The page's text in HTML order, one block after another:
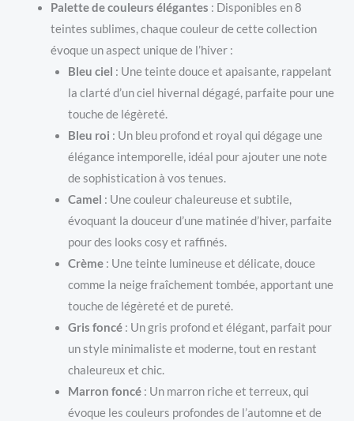
Palette de couleurs élégantes : Disponibles en 8
teintes sublimes, chaque couleur de cette collection
évoque un aspect unique de l’hiver :
Bleu ciel : Une teinte douce et apaisante, rappelant
la clarté d’un ciel hivernal dégagé, parfaite pour une
touche de légèreté.
Bleu roi : Un bleu profond et royal qui dégage une
élégance intemporelle, idéal pour ajouter une note
de sophistication à vos tenues.
Camel : Une couleur chaleureuse et subtile,
évoquant la douceur d’une matinée d’hiver, parfaite
pour des looks cosy et raffinés.
Crème: Une teinte lumineuse et délicate, douce
comme la neige fraîchement tombée, apportant une
touche de légèreté et de pureté.
Gris foncé: Un gris profond et élégant, parfait pour
un style minimaliste et moderne, tout en restant
chaleureux et chic.
Marron foncé: Un marron riche et terreux, qui
évoque les couleurs profondes de l’automne et de